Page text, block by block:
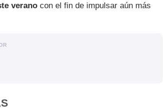
verano con el fin de impulsar aún más